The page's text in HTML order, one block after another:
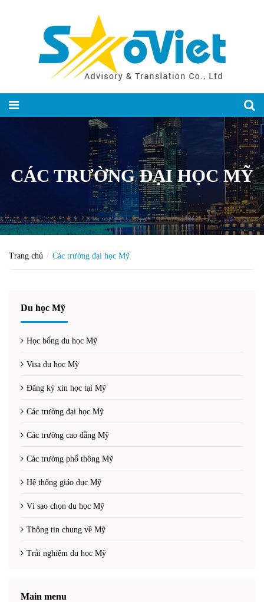
CÁC TRƯỜNG ĐẠI HỌC MỸ
Trang chủ Các trường đại học Mỹ
Du học Mỹ
Học bổng du học Mỹ
Visa du học Mỹ
Đăng ký xin học tại Mỹ
Các trường đại học Mỹ
Các trường cao đẳng Mỹ
Các trường phổ thông Mỹ
Hệ thống giáo dục Mỹ
Vì sao chọn du học Mỹ
Thông tin chung về Mỹ
Trải nghiệm du học Mỹ
Main menu